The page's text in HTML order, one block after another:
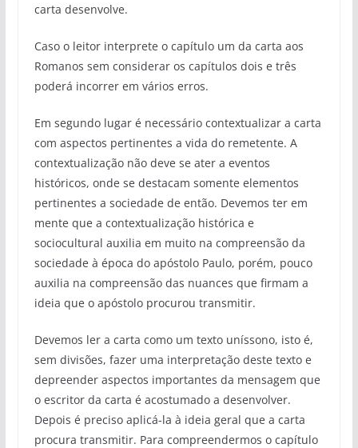
carta desenvolve.
Caso o leitor interprete o capítulo um da carta aos
Romanos sem considerar os capítulos dois e três
poderá incorrer em vários erros.
Em segundo lugar é necessário contextualizar a carta
com aspectos pertinentes a vida do remetente. A
contextualização não deve se ater a eventos
históricos, onde se destacam somente elementos
pertinentes a sociedade de então. Devemos ter em
mente que a contextualização histórica e
sociocultural auxilia em muito na compreensão da
sociedade à época do apóstolo Paulo, porém, pouco
auxilia na compreensão das nuances que firmam a
ideia que o apóstolo procurou transmitir.
Devemos ler a carta como um texto uníssono, isto é,
sem divisões, fazer uma interpretação deste texto e
depreender aspectos importantes da mensagem que
o escritor da carta é acostumado a desenvolver.
Depois é preciso aplicá-la à ideia geral que a carta
procura transmitir. Para compreendermos o capítulo